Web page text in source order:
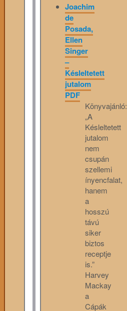
Joachim
de
Posada,
Ellen
Singer
–
Késleltetett
jutalom
PDF
Könyvajánló:
„A
Késleltetett
jutalom
nem
csupán
szellemi
ínyencfalat,
hanem
a
hosszú
távú
siker
biztos
receptje
is.”
Harvey
Mackay
a
Cápák